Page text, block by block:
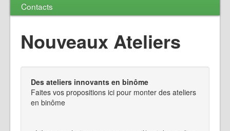
Contacts
Nouveaux Ateliers
Des ateliers innovants en binôme
Faites vos propositions ici pour monter des ateliers
en binôme